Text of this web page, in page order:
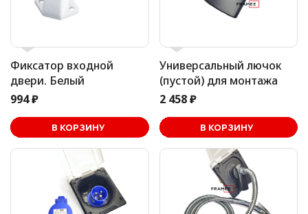
Фиксатор входной
двери. Белый
994 ₽
В КОРЗИНУ
Универсальный лючок
(пустой) для монтажа
2 458 ₽
В КОРЗИНУ
В корзине